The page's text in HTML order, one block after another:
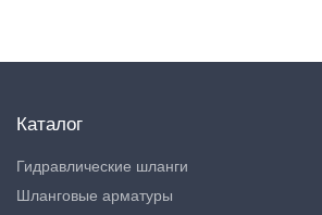
Каталог
Гидравлические шланги
Шланговые арматуры